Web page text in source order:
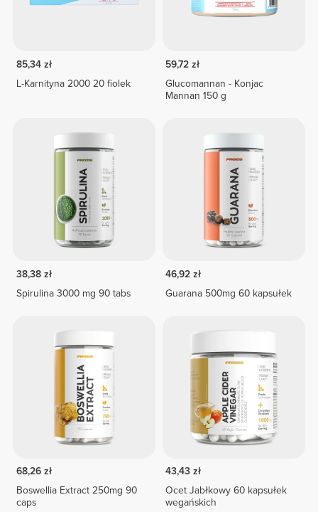
85,34 zł
L-Karnityna 2000 20 fiolek
59,72 zł
Glucomannan - Konjac
Mannan 150 g
38,38 zł
Spirulina 3000 mg 90 tabs
46,92 zł
Guarana 500mg 60 kapsułek
68,26 zł
Boswellia Extract 250mg 90
caps
43,43 zł
Ocet Jabłkowy 60 kapsułek
wegańskich